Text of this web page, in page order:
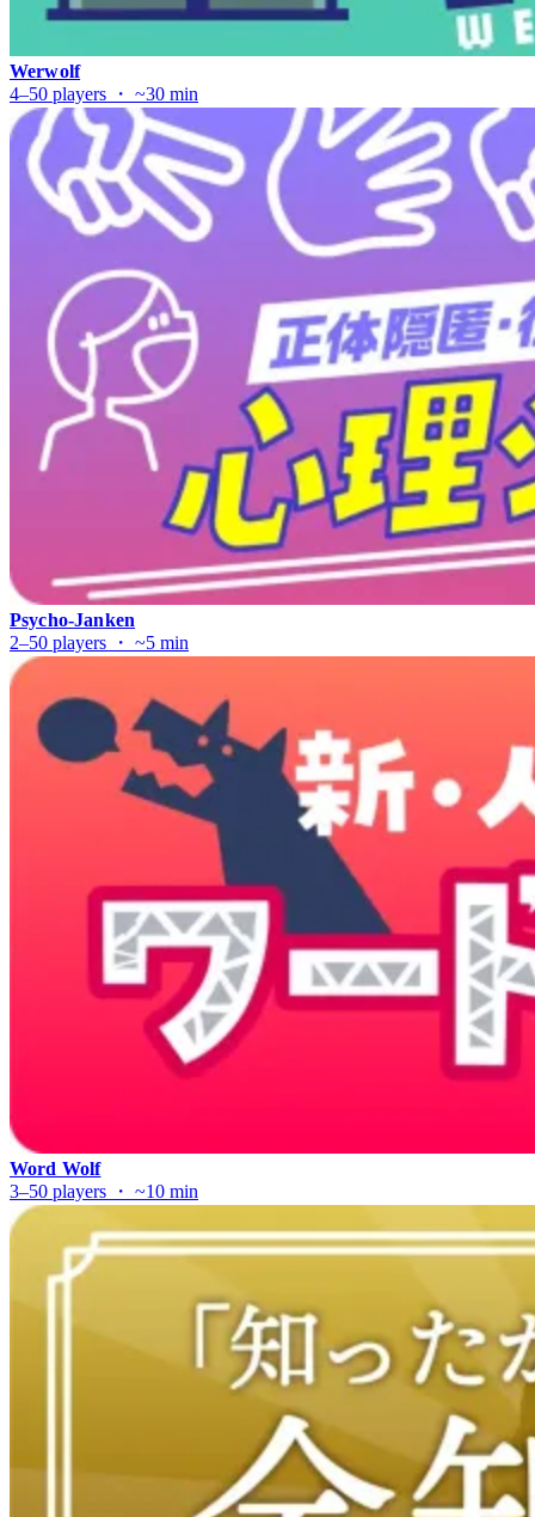
Werwolf
4–50 players ・ ~30 min
Psycho-Janken
2–50 players ・ ~5 min
Word Wolf
3–50 players ・ ~10 min